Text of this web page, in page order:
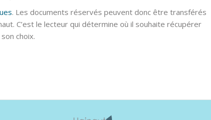
. Les documents réservés peuvent donc être transférés
C’est le lecteur qui détermine où il souhaite récupérer
choix.